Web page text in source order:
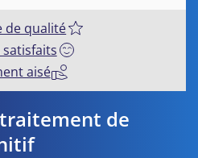
de qualité
satisfaits
aisé
de